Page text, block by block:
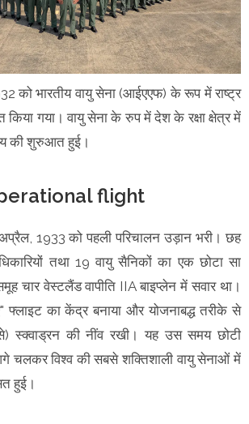
को भारतीय वायु सेना (आईएएफ) के रूप में राष्ट्र
किया गया। वायु सेना के रुप में देश के रक्षा क्षेत्र में
की शुरुआत हुई।
flight
1933 को पहली परिचालन उड़ान भरी। छह
तथा 19 वायु सैनिकों का एक छोटा सा
चार वेस्टलैंड वापीति IIA बाइप्लेन में सवार था।
फ्लाइट का केंद्र बनाया और योजनाबद्ध तरीके से
स्क्वाड्रन की नींव रखी। यह उस समय छोटी
विश्व की सबसे शक्तिशाली वायु सेनाओं में
हुई।